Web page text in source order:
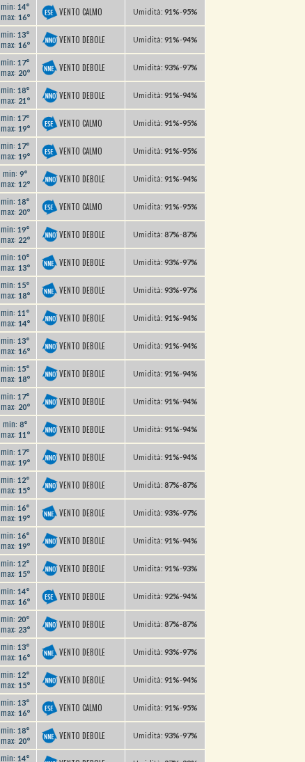
min: 14°
max: 16° VENTO CALMO Umidità: 91%-95%
min: 13°
max: 16° VENTO DEBOLE Umidità: 91%-94%
min: 17°
max: 20° VENTO DEBOLE Umidità: 93%-97%
min: 18°
max: 21° VENTO DEBOLE Umidità: 91%-94%
min: 17°
max: 19° VENTO CALMO Umidità: 91%-95%
min: 17°
max: 19° VENTO CALMO Umidità: 91%-95%
min: 9°
max: 12° VENTO DEBOLE Umidità: 91%-94%
min: 18°
max: 20° VENTO CALMO Umidità: 91%-95%
min: 19°
max: 22° VENTO DEBOLE Umidità: 87%-87%
min: 10°
max: 13° VENTO DEBOLE Umidità: 93%-97%
min: 15°
max: 18° VENTO DEBOLE Umidità: 93%-97%
min: 11°
max: 14° VENTO DEBOLE Umidità: 91%-94%
min: 13°
max: 16° VENTO DEBOLE Umidità: 91%-94%
min: 15°
max: 18° VENTO DEBOLE Umidità: 91%-94%
min: 17°
max: 20° VENTO DEBOLE Umidità: 91%-94%
min: 8°
max: 11° VENTO DEBOLE Umidità: 91%-94%
min: 17°
max: 19° VENTO DEBOLE Umidità: 91%-94%
min: 12°
max: 15° VENTO DEBOLE Umidità: 87%-87%
min: 16°
max: 19° VENTO DEBOLE Umidità: 93%-97%
min: 16°
max: 19° VENTO DEBOLE Umidità: 91%-94%
min: 12°
max: 15° VENTO DEBOLE Umidità: 91%-93%
min: 14°
max: 16° VENTO DEBOLE Umidità: 92%-94%
min: 20°
max: 23° VENTO DEBOLE Umidità: 87%-87%
min: 13°
max: 16° VENTO DEBOLE Umidità: 93%-97%
min: 12°
max: 15° VENTO DEBOLE Umidità: 91%-94%
min: 13°
max: 16° VENTO CALMO Umidità: 91%-95%
min: 18°
max: 20° VENTO DEBOLE Umidità: 93%-97%
min: 14°